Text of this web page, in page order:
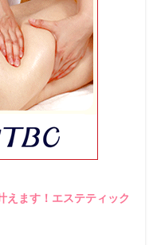
えます！エステティック